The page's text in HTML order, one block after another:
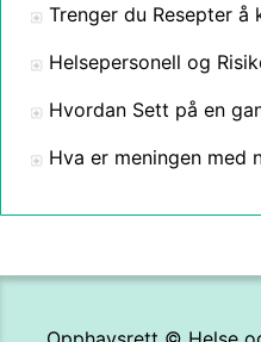
Trenger du Resepter å
Helsepersonell og
Hvordan Sett på en
Hva er meningen med